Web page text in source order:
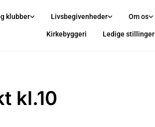
klubber Livsbegivenheder Om os
Kirkebyggeri Ledige stillinger
kl.10